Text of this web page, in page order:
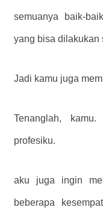
semuanya baik-
yang bisa dilakukan
Jadi kamu juga
Tenanglah,
profesiku.
aku juga ingin
beberapa